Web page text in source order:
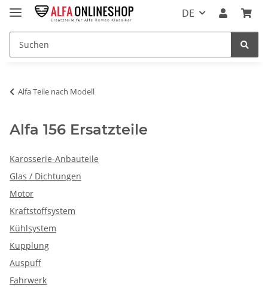
DE
Alfa Teile nach Modell
Alfa 156 Ersatzteile
Karosserie-Anbauteile
Glas / Dichtungen
Motor
Kraftstoffsystem
Kühlsystem
Kupplung
Auspuff
Fahrwerk